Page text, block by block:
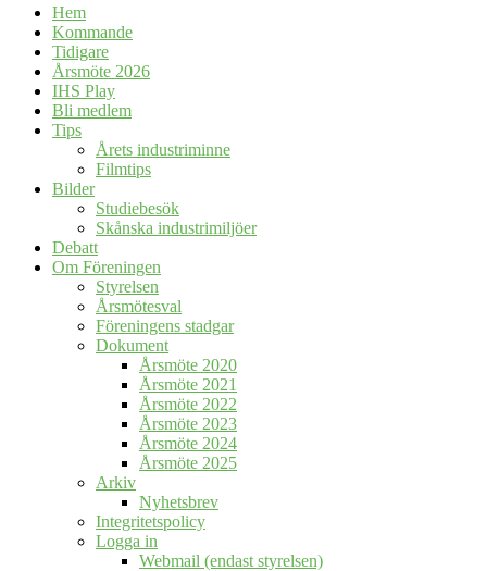
Hem
Kommande
Tidigare
Årsmöte 2026
IHS Play
Bli medlem
Tips
Årets industriminne
Filmtips
Bilder
Studiebesök
Skånska industrimiljöer
Debatt
Om Föreningen
Styrelsen
Årsmötesval
Föreningens stadgar
Dokument
Årsmöte 2020
Årsmöte 2021
Årsmöte 2022
Årsmöte 2023
Årsmöte 2024
Årsmöte 2025
Arkiv
Nyhetsbrev
Integritetspolicy
Logga in
Webmail (endast styrelsen)